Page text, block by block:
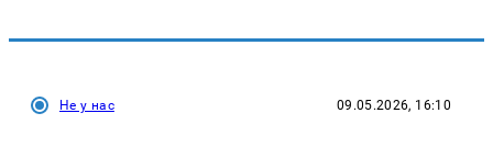
Не у нас 09.05.2026, 16:10